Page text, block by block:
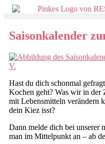
Saisonkalender
Hast du dich schonmal
Kochen geht? Was wir in der
mit Lebensmitteln verändern
dein Kiez isst?
Dann melde dich bei unserer
man im Mittelpunkt an – ab